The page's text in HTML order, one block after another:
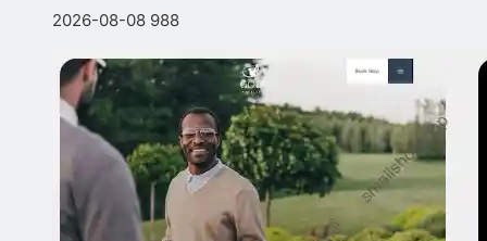
2026-08-08 988